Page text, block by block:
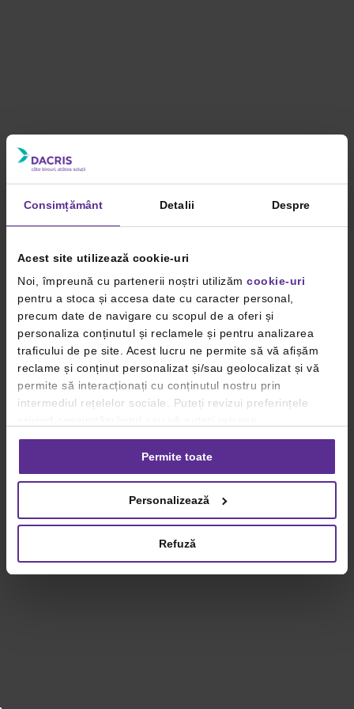
Consimțământ Detalii Despre
Acest site utilizează cookie-uri
Noi, împreună cu partenerii noștri utilizăm cookie-uri
pentru a stoca și accesa date cu caracter personal,
precum date de navigare cu scopul de a oferi și
personaliza conținutul și reclamele și pentru analizarea
traficului de pe site. Acest lucru ne permite să vă afișăm
reclame și conținut personalizat și/sau geolocalizat și vă
permite să interacționați cu conținutul nostru prin
intermediul rețelelor sociale. Puteți revizui preferințele
consimțământul oricând, făcând click pe linkul către
setările dvs. de cookie-uri.
privind utilizarea modulelor cookie.Detalii
Permite toate
Personalizează
Refuză